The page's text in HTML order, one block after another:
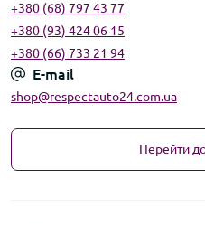
+380 (68) 797 43 77
+380 (93) 424 06 15
+380 (66) 733 21 94
E-mail
shop@respectauto24.com.ua
Перейти